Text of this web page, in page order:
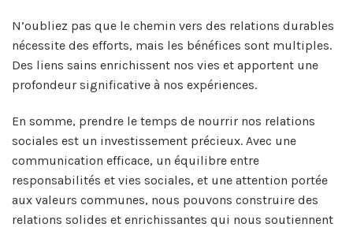
N’oubliez pas que le chemin vers des relations durables
nécessite des efforts, mais les bénéfices sont multiples.
Des liens sains enrichissent nos vies et apportent une
profondeur significative à nos expériences.
En somme, prendre le temps de nourrir nos relations
sociales est un investissement précieux. Avec une
communication efficace, un équilibre entre
responsabilités et vies sociales, et une attention portée
aux valeurs communes, nous pouvons construire des
relations solides et enrichissantes qui nous soutiennent